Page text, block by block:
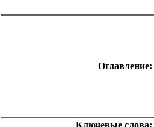
Оглавление: